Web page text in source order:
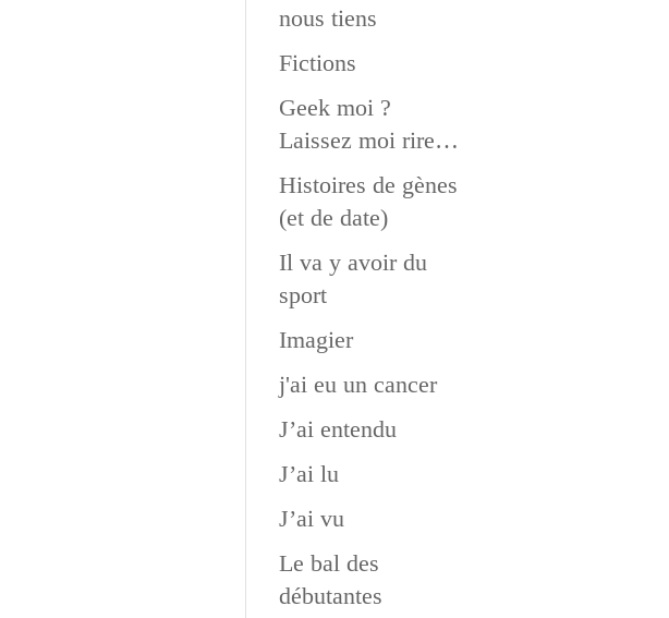
nous tiens
Fictions
Geek moi ?
Laissez moi rire…
Histoires de gènes
(et de date)
Il va y avoir du
sport
Imagier
j'ai eu un cancer
J’ai entendu
J’ai lu
J’ai vu
Le bal des
débutantes